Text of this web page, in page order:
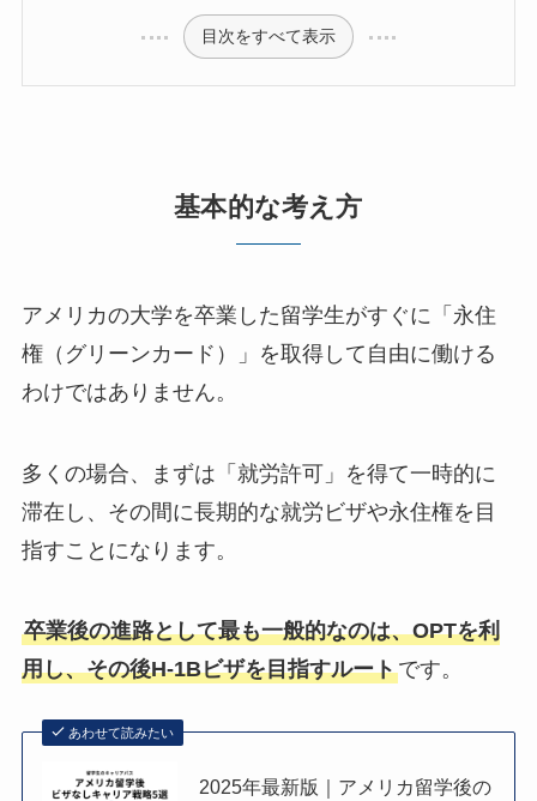
目次をすべて表示
基本的な考え方
アメリカの大学を卒業した留学生がすぐに「永住
権（グリーンカード）」を取得して自由に働ける
わけではありません。
多くの場合、まずは「就労許可」を得て一時的に
滞在し、その間に長期的な就労ビザや永住権を目
指すことになります。
卒業後の進路として最も一般的なのは、OPTを利
用し、その後H-1Bビザを目指すルートです。
あわせて読みたい
2025年最新版｜アメリカ留学後の